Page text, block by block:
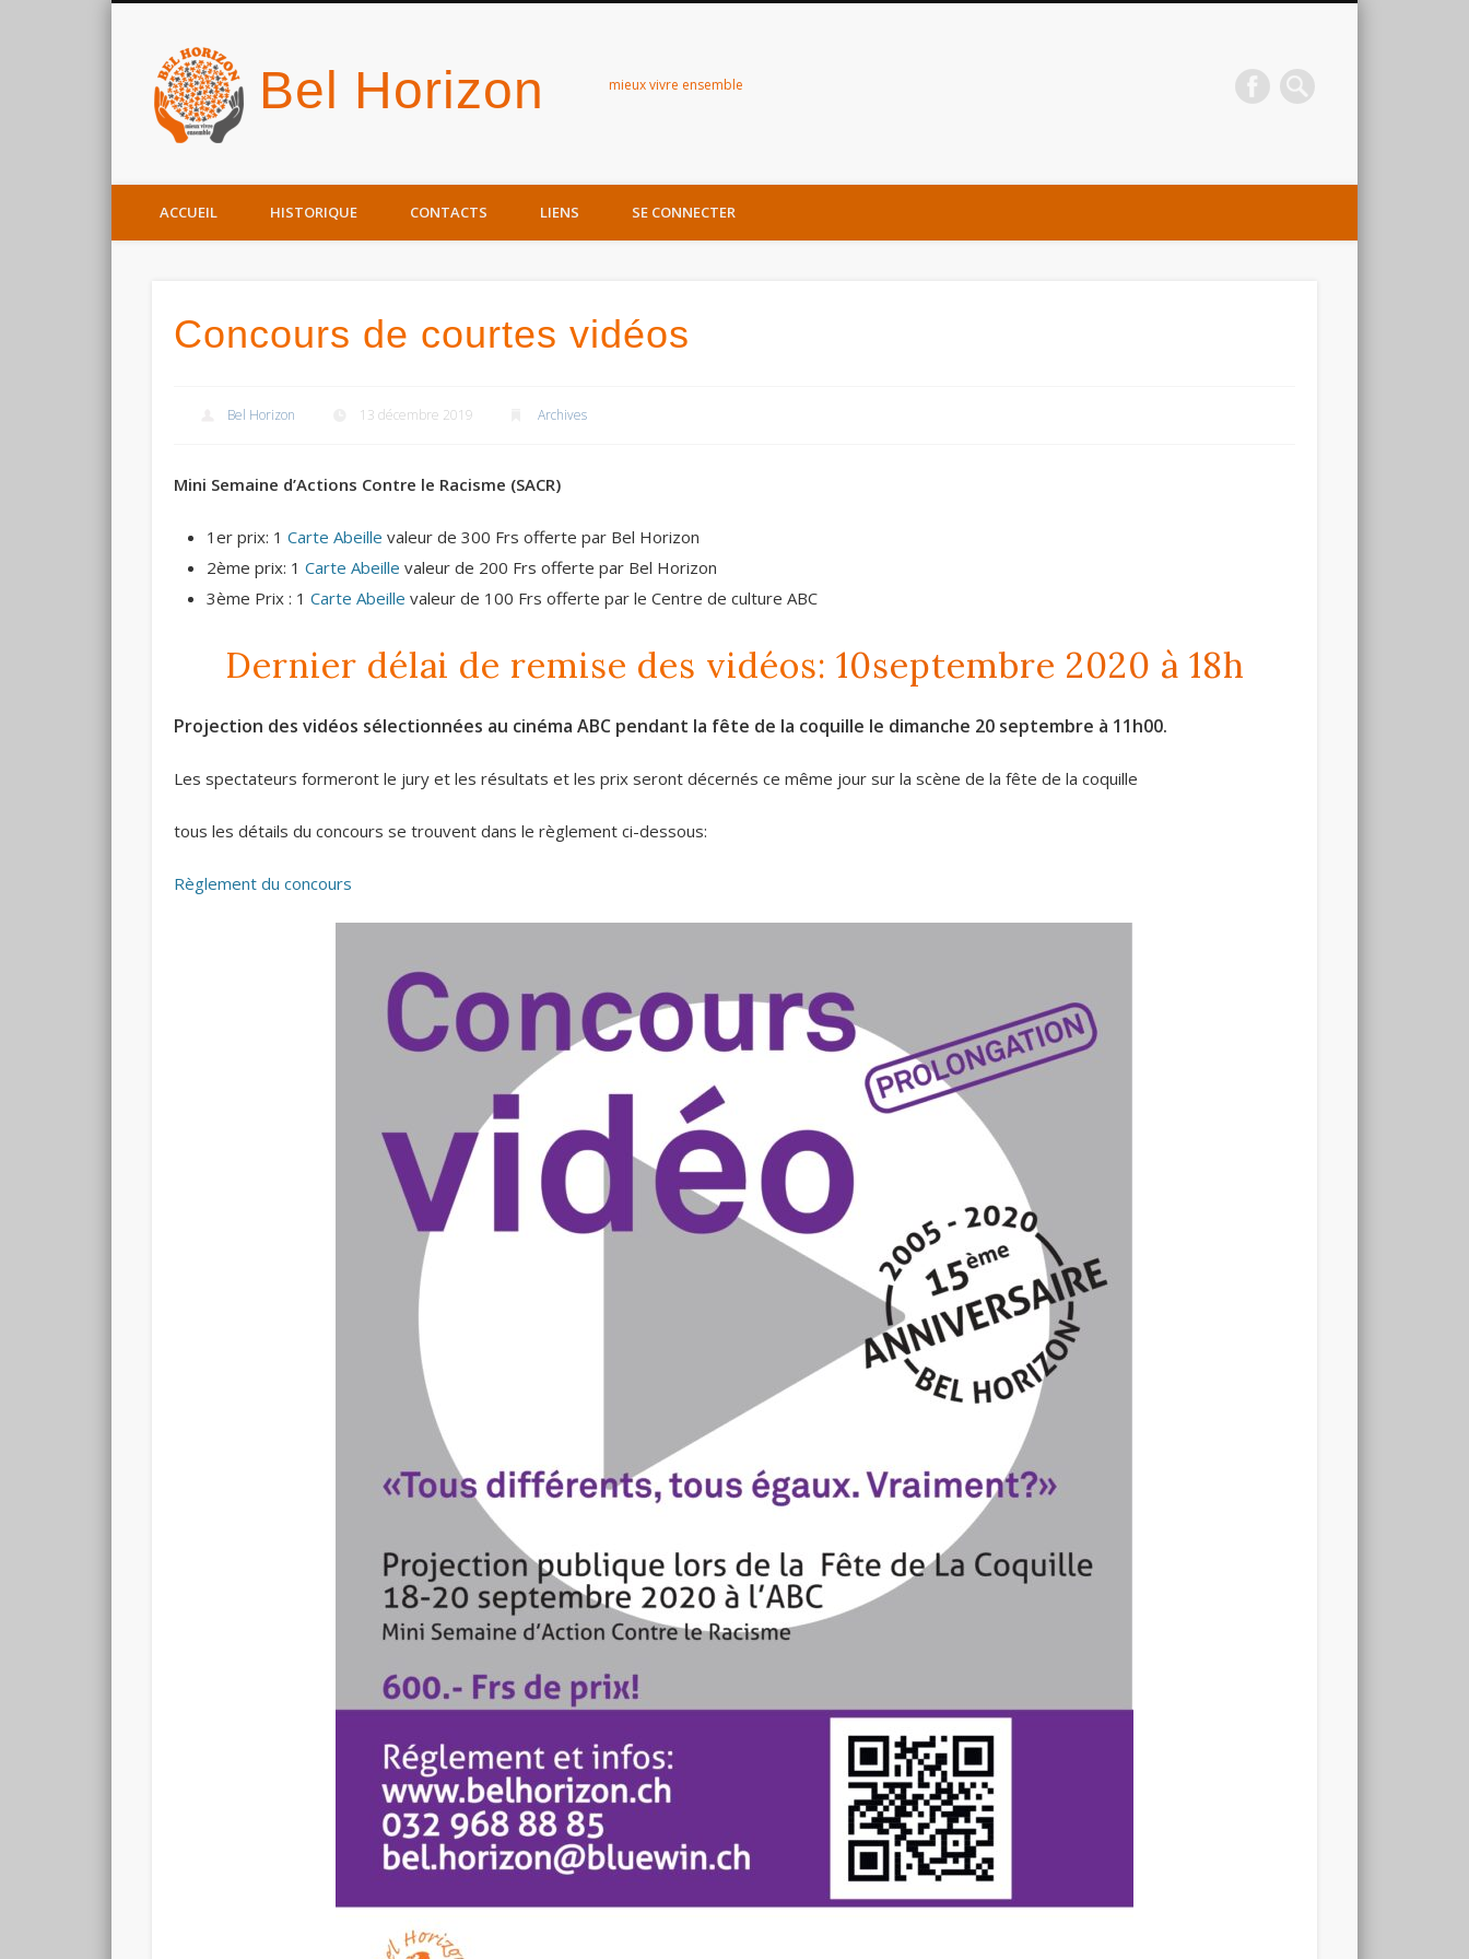
Bel Horizon mieux vivre ensemble
Facebook
ACCUEIL HISTORIQUE CONTACTS LIENS SE CONNECTER
Concours de courtes vidéos
Bel Horizon 13 décembre 2019 Archives
Mini Semaine d’Actions Contre le Racisme (SACR)
1er prix: 1 Carte Abeille valeur de 300 Frs offerte par Bel Horizon
2ème prix: 1 Carte Abeille valeur de 200 Frs offerte par Bel Horizon
3ème Prix : 1 Carte Abeille valeur de 100 Frs offerte par le Centre de culture ABC
Dernier délai de remise des vidéos: 10septembre 2020 à 18h
Projection des vidéos sélectionnées au cinéma ABC pendant la fête de la coquille le dimanche 20 septembre à 11h00.
Les spectateurs formeront le jury et les résultats et les prix seront décernés ce même jour sur la scène de la fête de la coquille
tous les détails du concours se trouvent dans le règlement ci-dessous:
Règlement du concours